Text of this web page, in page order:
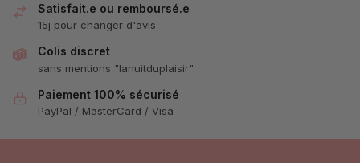
Satisfait.e ou remboursé.e
15j pour changer d'avis
Colis discret
sans mentions "lanuitduplaisir"
Paiement 100% sécurisé
PayPal / MasterCard / Visa